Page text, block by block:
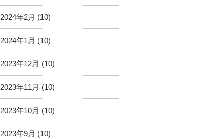
2024年2月 (10)
2024年1月 (10)
2023年12月 (10)
2023年11月 (10)
2023年10月 (10)
2023年9月 (10)